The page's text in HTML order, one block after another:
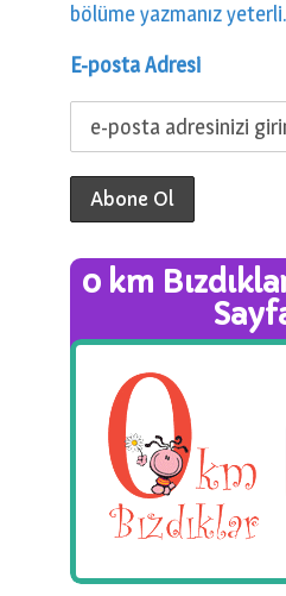
bölüme yazmanız yeterli.
E-posta Adresi
0 km